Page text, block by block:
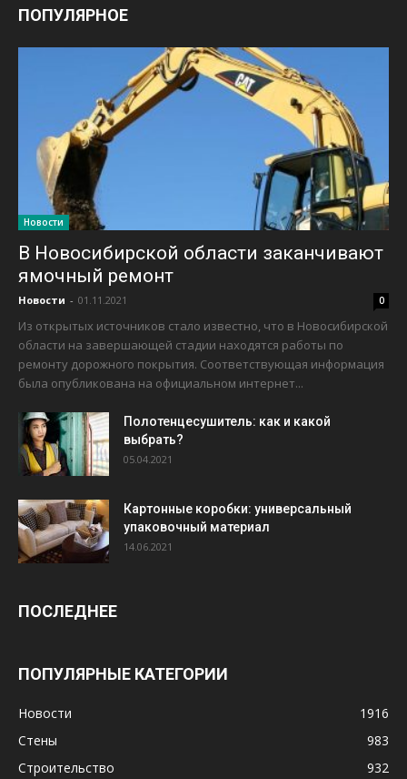
ПОПУЛЯРНОЕ
Новости
В Новосибирской области заканчивают
ямочный ремонт
Новости - 01.11.2021 0
Из открытых источников стало известно, что в Новосибирской
области на завершающей стадии находятся работы по
ремонту дорожного покрытия. Соответствующая информация
была опубликована на официальном интернет...
Полотенцесушитель: как и какой
выбрать?
05.04.2021
Картонные коробки: универсальный
упаковочный материал
14.06.2021
ПОСЛЕДНЕЕ
ПОПУЛЯРНЫЕ КАТЕГОРИИ
Новости
1916
Стены
983
Строительство
932